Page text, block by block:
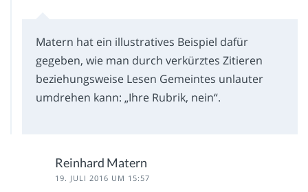
Matern hat ein illustratives Beispiel dafür
gegeben, wie man durch verkürztes Zitieren
beziehungsweise Lesen Gemeintes unlauter
umdrehen kann: „Ihre Rubrik, nein“.
Reinhard Matern
19. JULI 2016 UM 15:57